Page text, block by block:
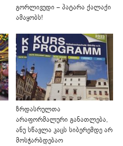
გორლივუდი – პატარა ქალაქი
ამაყობს!
ზრდასრულთა
არაფორმალური განათლება,
ანუ სწავლა კაცს სიბერემდე არ
მოსჭარბდებაო